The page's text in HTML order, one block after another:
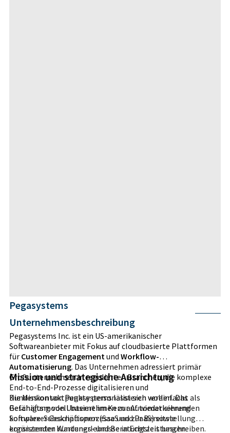
Pegasystems
Unternehmensbeschreibung
Pegasystems Inc. ist ein US-amerikanischer
Softwareanbieter mit Fokus auf cloudbasierte Plattformen
für Customer Engagement und Workflow-
Automatisierung. Das Unternehmen adressiert primär
Großunternehmen in regulierten Branchen, die komplexe
End-to-End-Prozesse digitalisieren und
Kundenkontaktpunkte personalisieren wollen. Das
Geschäftsmodell basiert im Kern auf wiederkehrenden
Software-Subskriptionen (SaaS und PaaS) sowie
ergänzenden Wartungs- und Beratungsleistungen.
Mission und strategische Ausrichtung
Die Mission von Pegasystems lässt sich vereinfacht als
Befähigung von Unternehmen zur Automatisierung
komplexer Geschäftsprozesse und zur Bereitstellung
konsistenter Kundenerlebnisse in Echtzeit beschreiben.